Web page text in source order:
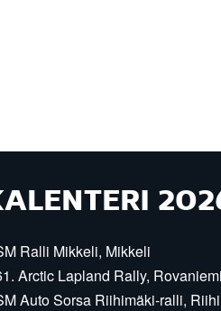
Ralli Mikkeli, Mikkeli
Arctic Lapland Rally, Rovaniemi
Auto Sorsa Riihimäki-ralli,